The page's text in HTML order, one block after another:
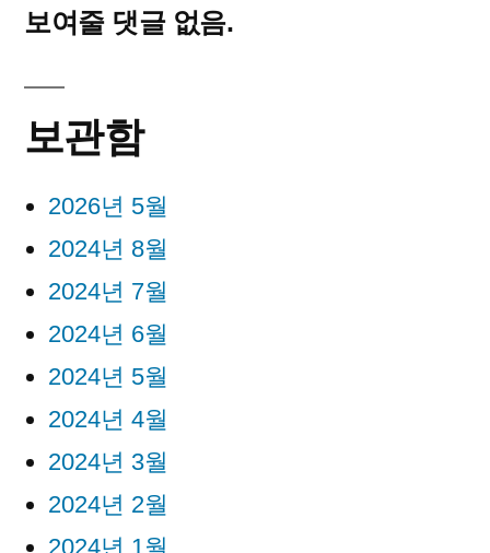
보여줄 댓글 없음.
보관함
2026년 5월
2024년 8월
2024년 7월
2024년 6월
2024년 5월
2024년 4월
2024년 3월
2024년 2월
2024년 1월